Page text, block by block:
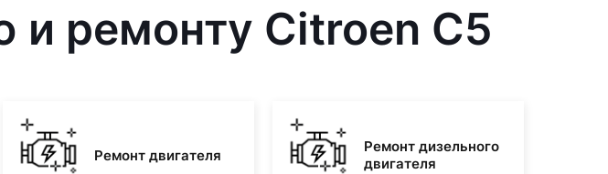
и ремонту Citroen C5
Ремонт двигателя
Ремонт дизельного
двигателя